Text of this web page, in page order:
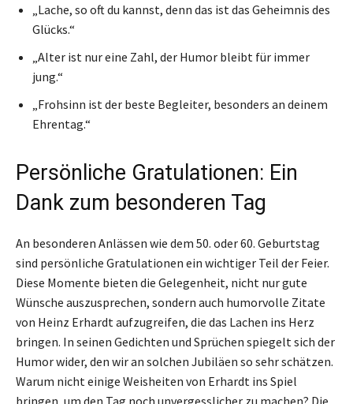
„Lache, so oft du kannst, denn das ist das Geheimnis des
Glücks.“
„Alter ist nur eine Zahl, der Humor bleibt für immer
jung.“
„Frohsinn ist der beste Begleiter, besonders an deinem
Ehrentag.“
Persönliche Gratulationen: Ein
Dank zum besonderen Tag
An besonderen Anlässen wie dem 50. oder 60. Geburtstag
sind persönliche Gratulationen ein wichtiger Teil der Feier.
Diese Momente bieten die Gelegenheit, nicht nur gute
Wünsche auszusprechen, sondern auch humorvolle Zitate
von Heinz Erhardt aufzugreifen, die das Lachen ins Herz
bringen. In seinen Gedichten und Sprüchen spiegelt sich der
Humor wider, den wir an solchen Jubiläen so sehr schätzen.
Warum nicht einige Weisheiten von Erhardt ins Spiel
bringen, um den Tag noch unvergesslicher zu machen? Die